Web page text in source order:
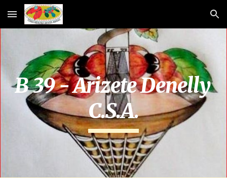
Skip to main content Skip to navigation
B 39 - Arizete Denelly
C.S.A.